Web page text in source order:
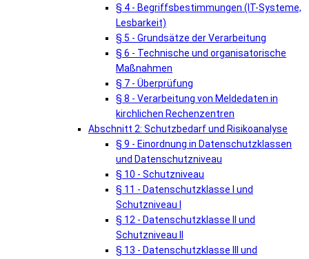
§ 4 - Begriffsbestimmungen (IT-Systeme,
Lesbarkeit)
§ 5 - Grundsätze der Verarbeitung
§ 6 - Technische und organisatorische
Maßnahmen
§ 7 - Überprüfung
§ 8 - Verarbeitung von Meldedaten in
kirchlichen Rechenzentren
Abschnitt 2: Schutzbedarf und Risikoanalyse
§ 9 - Einordnung in Datenschutzklassen
und Datenschutzniveau
§ 10 - Schutzniveau
§ 11 - Datenschutzklasse I und
Schutzniveau I
§ 12 - Datenschutzklasse II und
Schutzniveau II
§ 13 - Datenschutzklasse III und